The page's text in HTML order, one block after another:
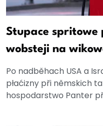
Stupace spritowe
wobsteji na
Po nadběhach USA a
płaćizny při němskich
hospodarstwo Panter